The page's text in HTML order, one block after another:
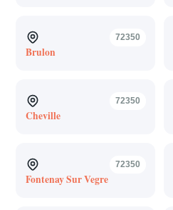
72350
Brulon
72350
Cheville
72350
Fontenay Sur Vegre